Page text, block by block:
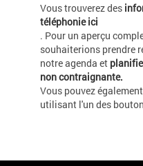
Vous trouverez des
téléphonie ici
. Pour un aperçu
souhaiterions prendre
notre agenda et
non contraignante.
Vous pouvez
utilisant l'un des